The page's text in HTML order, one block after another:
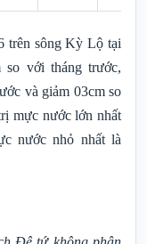
trên sông Kỳ Lộ tại
so với tháng trước,
và giảm 03cm so
mực nước lớn nhất
nước nhỏ nhất là